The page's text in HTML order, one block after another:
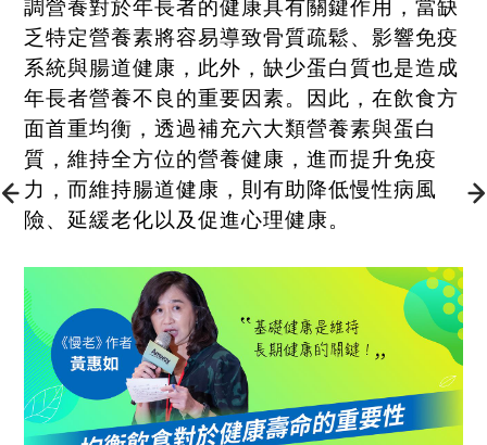
調營養對於年長者的健康具有關鍵作用，當缺
乏特定營養素將容易導致骨質疏鬆、影響免疫
系統與腸道健康，此外，缺少蛋白質也是造成
年長者營養不良的重要因素。因此，在飲食方
面首重均衡，透過補充六大類營養素與蛋白
質，維持全方位的營養健康，進而提升免疫
力，而維持腸道健康，則有助降低慢性病風
險、延緩老化以及促進心理健康。